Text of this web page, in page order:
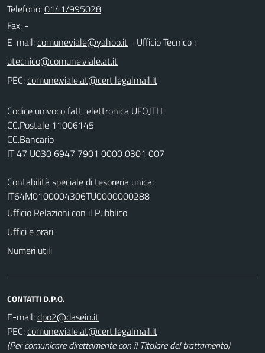
Telefono:0141/995028
Fax: -
E-mail:
- Ufficio Tecnico :
PEC:
Codice univoco fatt. elettronica UFOJTH
CC.Postale 11006145
CC.Bancario
IT 47 U030 6947 7901 0000 0301 007
Contabilità speciale di tesoreria unica:
IT64M0100004306TU0000000288
Ufficio Relazioni con il Pubblico
Uffici e orari
Numeri utili
CONTATTI D.P.O.
E-mail:
PEC:
(Per comunicare direttamente con il Titolare del trattamento)